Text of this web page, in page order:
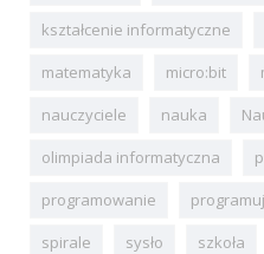
kształcenie informatyczne
matematyka
micro:bit
nauczyciele
nauka
olimpiada informatyczna
programowanie
programuj
spirale
sysło szkoła